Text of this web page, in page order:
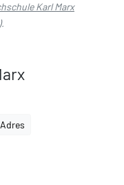
Karl Marx
Adres